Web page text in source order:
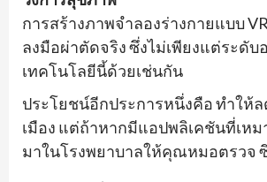
การสร้างภาพจำลองร่างกายแบบ
ลงมือผ่าตัดจริง ซึ่งไม่เพียงแต่ระดั
เทคโนโลยีนี้ด้วยเช่นกัน
ประโยชน์อีกประการหนึ่งคือ ทำให้
เมือง แต่ถ้าหากมีแอปพลิเคชันที่เห
มาในโรงพยาบาลให้คุณหมอตรวจ